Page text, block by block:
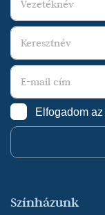
Elfogadom az
Színházunk